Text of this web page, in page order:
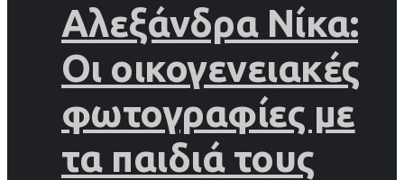
Αλεξάνδρα Νίκα:
Οι οικογενειακές
φωτογραφίες με
τα παιδιά τους